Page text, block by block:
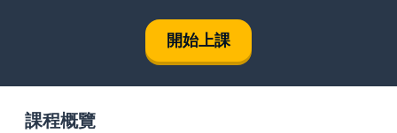
開始上課
課程概覽